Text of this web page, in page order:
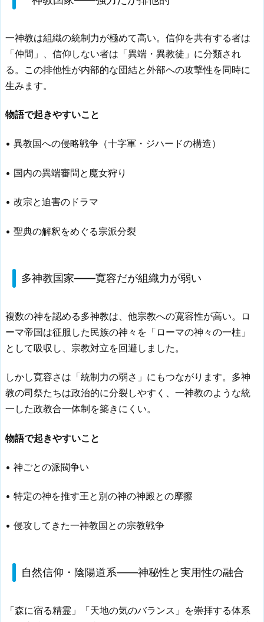
一神教は組織の統制力が極めて高い。信仰を共有する者は
「仲間」、信仰しない者は「異端・異教徒」に分類され
る。この排他性が内部的な団結と外部への攻撃性を同時に
生みます。
物語で起きやすいこと
• 異教国への侵略戦争（十字軍・ジハードの構造）
• 国内の異端審問と魔女狩り
• 改宗と迫害のドラマ
• 聖典の解釈をめぐる宗派分裂
多神教国家——寛容だが組織力が弱い
複数の神を認める多神教は、他宗教への寛容性が高い。ロ
ーマ帝国は征服した民族の神々を「ローマの神々の一柱」
として吸収し、宗教対立を回避しました。
しかし寛容さは「統制力の弱さ」にもつながります。多神
教の司祭たちは政治的に分裂しやすく、一神教のような統
一した政教合一体制を築きにくい。
物語で起きやすいこと
• 神ごとの派閥争い
• 特定の神を推す王と別の神の神殿との摩擦
• 侵攻してきた一神教国との宗教戦争
自然信仰・陰陽道系——神秘性と実用性の融合
「森に宿る精霊」「天地の気のバランス」を崇拝する体系